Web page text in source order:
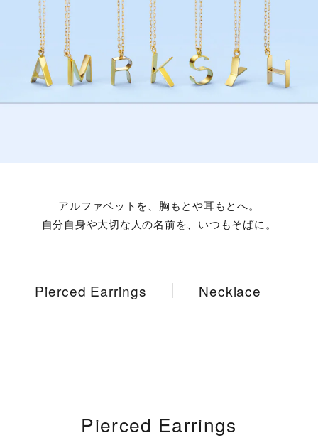
ブランド Canal４℃
カテゴリー すべてのジュエリー
ファッションテイスト
アルファベットを、胸もとや耳もとへ。
自分自身や大切な人の名前を、いつもそばに。
Pierced Earrings Necklace
Pierced Earrings